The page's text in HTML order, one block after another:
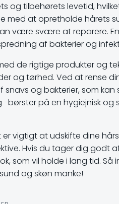
og tilbehørets levetid,
med at opretholde hårets
være svære at reparere.
af bakterier og
de rigtige produkter og
og tørhed. Ved at rense
og bakterier, som
på en hygiejnisk og
er vigtigt at udskifte dine
Hvis du tager dig
som vil holde i lang tid.
og skøn manke!